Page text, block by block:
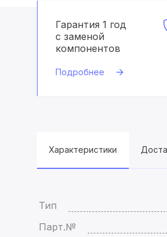
Гарантия 1 год
с заменой
компонентов
Подробнее
Характеристики
Тип
Парт.№